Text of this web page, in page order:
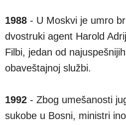
1988 - U Moskvi je umro
dvostruki agent Harold
Filbi, jedan od
obaveštajnoj službi.
1992 - Zbog umešanosti
sukobe u Bosni, ministri